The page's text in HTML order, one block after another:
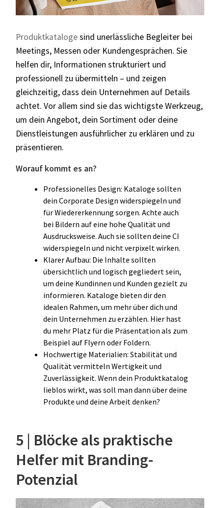
Produktkatalogesind unerlässliche Begleiter bei
Meetings, Messen oder Kundengesprächen. Sie
helfen dir, Informationen strukturiert und
professionell zu übermitteln – und zeigen
gleichzeitig, dass dein Unternehmen auf Details
achtet. Vor allem sind sie das wichtigste Werkzeug,
um dein Angebot, dein Sortiment oder deine
Dienstleistungen ausführlicher zu erklären und zu
präsentieren.
Worauf kommt es an?
Professionelles Design: Kataloge sollten
dein Corporate Design widerspiegeln und
für Wiedererkennung sorgen. Achte auch
bei Bildern auf eine hohe Qualität und
Ausdrucksweise. Auch sie sollten deine CI
widerspiegeln und nicht verpixelt wirken.
Klarer Aufbau: Die Inhalte sollten
übersichtlich und logisch gegliedert sein,
um deine Kundinnen und Kunden gezielt zu
informieren. Kataloge bieten dir den
idealen Rahmen, um mehr über dich und
dein Unternehmen zu erzählen. Hier hast
du mehr Platz für die Präsentation als zum
Beispiel auf Flyern oder Foldern.
Hochwertige Materialien: Stabilität und
Qualität vermitteln Wertigkeit und
Zuverlässigkeit. Wenn dein Produktkatalog
lieblos wirkt, was soll man dann über deine
Produkte und deine Arbeit denken?
5 | Blöcke als praktische
Helfer mit Branding-
Potenzial